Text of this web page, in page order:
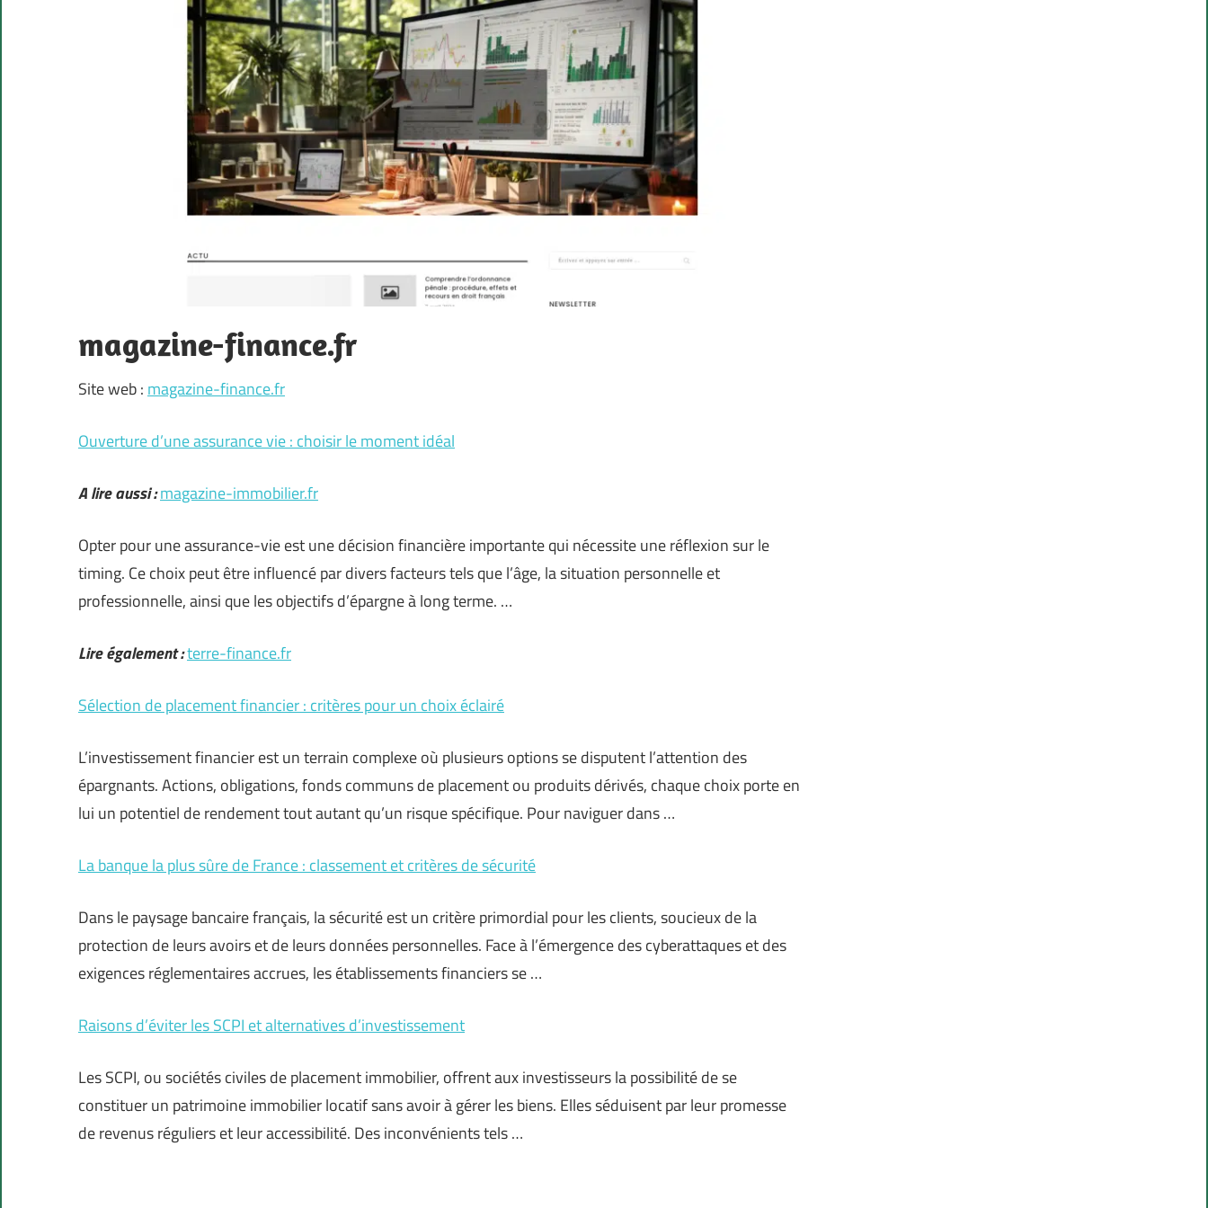
magazine-finance.fr
Site web : magazine-finance.fr
Ouverture d’une assurance vie : choisir le moment idéal
A lire aussi :magazine-immobilier.fr
Opter pour une assurance-vie est une décision financière importante qui nécessite une réflexion sur le
timing. Ce choix peut être influencé par divers facteurs tels que l’âge, la situation personnelle et
professionnelle, ainsi que les objectifs d’épargne à long terme. …
Lire également :terre-finance.fr
Sélection de placement financier : critères pour un choix éclairé
L’investissement financier est un terrain complexe où plusieurs options se disputent l’attention des
épargnants. Actions, obligations, fonds communs de placement ou produits dérivés, chaque choix porte en
lui un potentiel de rendement tout autant qu’un risque spécifique. Pour naviguer dans …
La banque la plus sûre de France : classement et critères de sécurité
Dans le paysage bancaire français, la sécurité est un critère primordial pour les clients, soucieux de la
protection de leurs avoirs et de leurs données personnelles. Face à l’émergence des cyberattaques et des
exigences réglementaires accrues, les établissements financiers se …
Raisons d’éviter les SCPI et alternatives d’investissement
Les SCPI, ou sociétés civiles de placement immobilier, offrent aux investisseurs la possibilité de se
constituer un patrimoine immobilier locatif sans avoir à gérer les biens. Elles séduisent par leur promesse
de revenus réguliers et leur accessibilité. Des inconvénients tels …